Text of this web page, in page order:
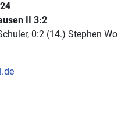
II 3:2
0:2 (14.) Stephen